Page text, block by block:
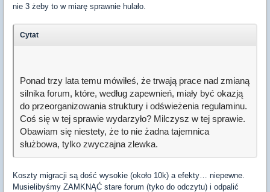
nie 3 żeby to w miarę sprawnie hulało.
Cytat
Ponad trzy lata temu mówiłeś, że trwają prace nad zmianą
silnika forum, które, według zapewnień, miały być okazją
do przeorganizowania struktury i odświeżenia regulaminu.
Coś się w tej sprawie wydarzyło? Milczysz w tej sprawie.
Obawiam się niestety, że to nie żadna tajemnica
służbowa, tylko zwyczajna zlewka.
Koszty migracji są dość wysokie (około 10k) a efekty… niepewne.
Musielibyśmy ZAMKNĄĆ stare forum (tyko do odczytu) i odpalić